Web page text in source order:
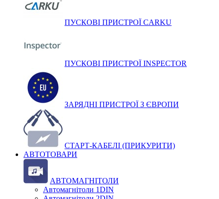
ПУСКОВІ ПРИСТРОЇ CARKU
ПУСКОВІ ПРИСТРОЇ INSPECTOR
ЗАРЯДНІ ПРИСТРОЇ З ЄВРОПИ
СТАРТ-КАБЕЛІ (ПРИКУРИТИ)
АВТОТОВАРИ
АВТОМАГНІТОЛИ
Автомагнітоли 1DIN